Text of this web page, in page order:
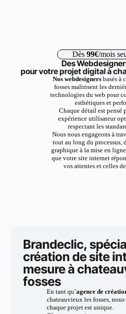
Dès 99€/mois
Des
pour votre projet digital à
Nos webdesigners basés à
fosses maîtrisent les
technologies du web pour
esthétiques et
Chaque détail est pensé
expérience utilisateur
respectant les
Nous nous engageons à
tout au long du processus,
graphique à la mise en
que votre site internet
vos attentes et celles
Brandeclic,
création de site
mesure à
fosses
En tant qu’agence de
chateauvieux les fosses, nous
chaque projet est unique.